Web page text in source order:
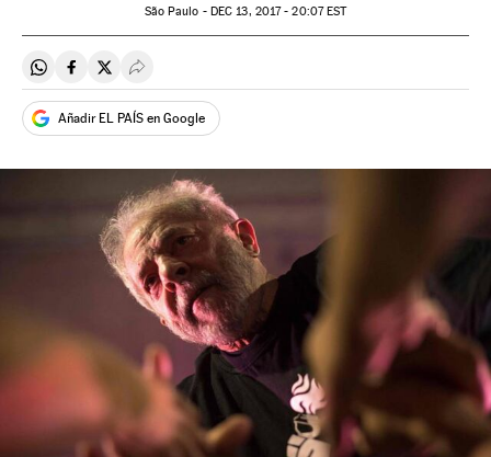
São Paulo - DEC 13, 2017 - 20:07EST
Compartir en Whatsapp
Compartir en Facebook
Compartir en Twitter
Desplegar Redes Sociales
Añadir EL PAÍS en Google